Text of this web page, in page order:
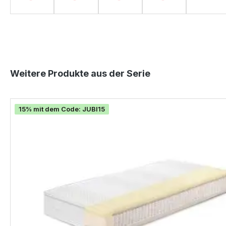
Produktgalerie überspringen
Weitere Produkte aus der Serie
15% mit dem Code: JUBI15